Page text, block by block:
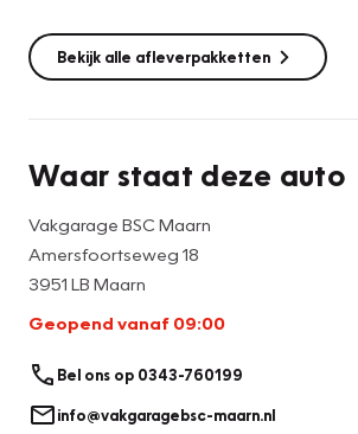
Bekijk alle afleverpakketten
Waar staat deze auto
Vakgarage BSC Maarn
Amersfoortseweg 18
3951 LB Maarn
Geopend vanaf 09:00
Bel ons op 0343-760199
info@vakgaragebsc-maarn.nl